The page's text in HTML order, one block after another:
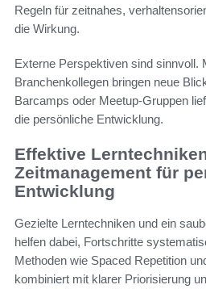
Regeln für zeitnahes,
die Wirkung.
Externe Perspektiven sind sinnvoll.
Branchenkollegen bringen neue
Barcamps oder Meetup-Gruppen
die persönliche Entwicklung.
Effektive
Zeitmanagement für
Entwicklung
Gezielte Lerntechniken und ein
helfen dabei, Fortschritte
Methoden wie Spaced Repetition
kombiniert mit klarer Priorisierung